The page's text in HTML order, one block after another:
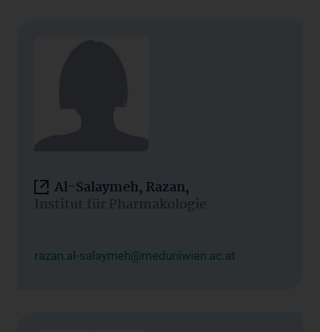
Al-Salaymeh, Razan,
Institut für Pharmakologie
razan.al-salaymeh@meduniwien.ac.at